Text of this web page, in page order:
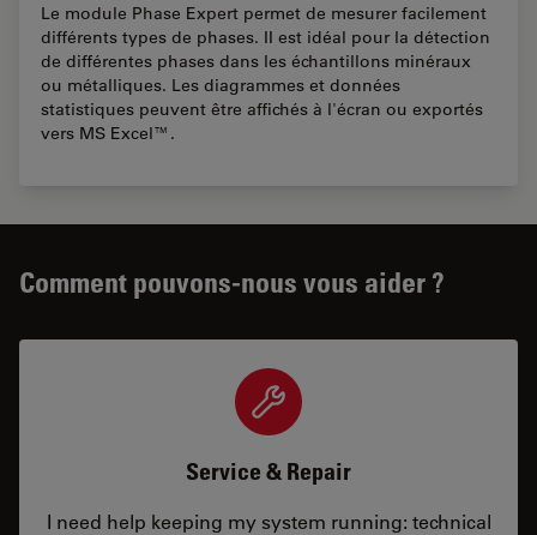
Le module Phase Expert permet de mesurer facilement
différents types de phases. II est idéal pour la détection
de différentes phases dans les échantillons minéraux
ou métalliques. Les diagrammes et données
statistiques peuvent être affichés à l'écran ou exportés
vers MS Excel™.
Comment pouvons-nous vous aider ?
Service & Repair
I need help keeping my system running: technical